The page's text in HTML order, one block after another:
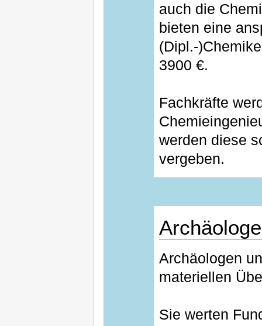
auch die
bieten eine
(Dipl.-
3900 €.
Fachkräfte
werden diese
vergeben.
Archäologe
Archäologen
materiellen
Sie werten